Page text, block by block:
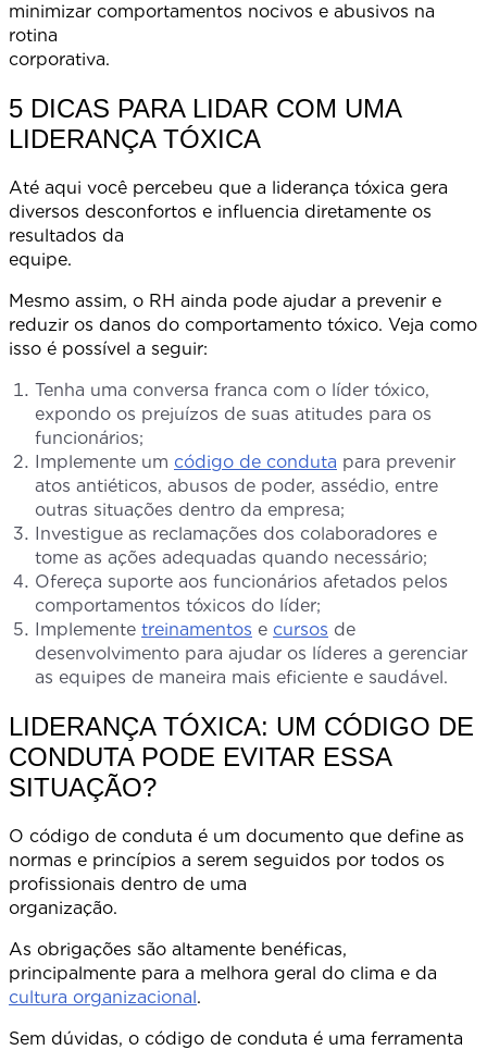
minimizar comportamentos nocivos e abusivos na
rotina
5 DICAS PARA LIDAR COM UMA
LIDERANÇA TÓXICA
Até aqui você percebeu que a liderança tóxica gera
diversos desconfortos e influencia diretamente os
resultados da
Mesmo assim, o RH ainda pode ajudar a prevenir e
reduzir os danos do comportamento tóxico. Veja como
isso é possível a seguir:
Tenha uma conversa franca com o líder tóxico,
expondo os prejuízos de suas atitudes para os
funcionários;
Implemente um código de conduta para prevenir
atos antiéticos, abusos de poder, assédio, entre
outras situações dentro da empresa;
Investigue as reclamações dos colaboradores e
tome as ações adequadas quando necessário;
Ofereça suporte aos funcionários afetados pelos
comportamentos tóxicos do líder;
Implemente treinamentos e cursos de
desenvolvimento para ajudar os líderes a gerenciar
as equipes de maneira mais eficiente e saudável.
LIDERANÇA TÓXICA: UM CÓDIGO DE
CONDUTA PODE EVITAR ESSA
SITUAÇÃO?
O código de conduta é um documento que define as
normas e princípios a serem seguidos por todos os
profissionais dentro de uma
As obrigações são altamente benéficas,
principalmente para a melhora geral do clima e da
cultura organizacional.
Sem dúvidas, o código de conduta é uma ferramenta